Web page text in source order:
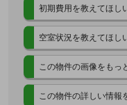
初期費用を教えてほし
空室状況を教えてほし
この物件の画像をもっ
この物件の詳しい情報